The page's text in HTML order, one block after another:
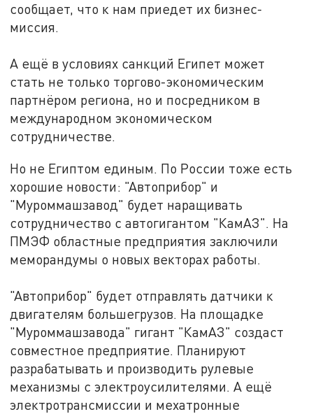
сообщает, что к нам приедет их бизнес-
миссия.
А ещё в условиях санкций Египет может
стать не только торгово-экономическим
партнёром региона, но и посредником в
международном экономическом
сотрудничестве.
Но не Египтом единым. По России тоже есть
хорошие новости: "Автоприбор" и
"Муроммашзавод" будет наращивать
сотрудничество с автогигантом "КамАЗ". На
ПМЭФ областные предприятия заключили
меморандумы о новых векторах работы.
"Автоприбор" будет отправлять датчики к
двигателям большегрузов. На площадке
"Муроммашзавода" гигант "КамАЗ" создаст
совместное предприятие. Планируют
разрабатывать и производить рулевые
механизмы с электроусилителями. А ещё
электротрансмиссии и мехатронные